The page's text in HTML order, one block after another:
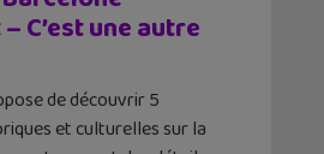
C’est une autre
de découvrir 5
et culturelles sur la